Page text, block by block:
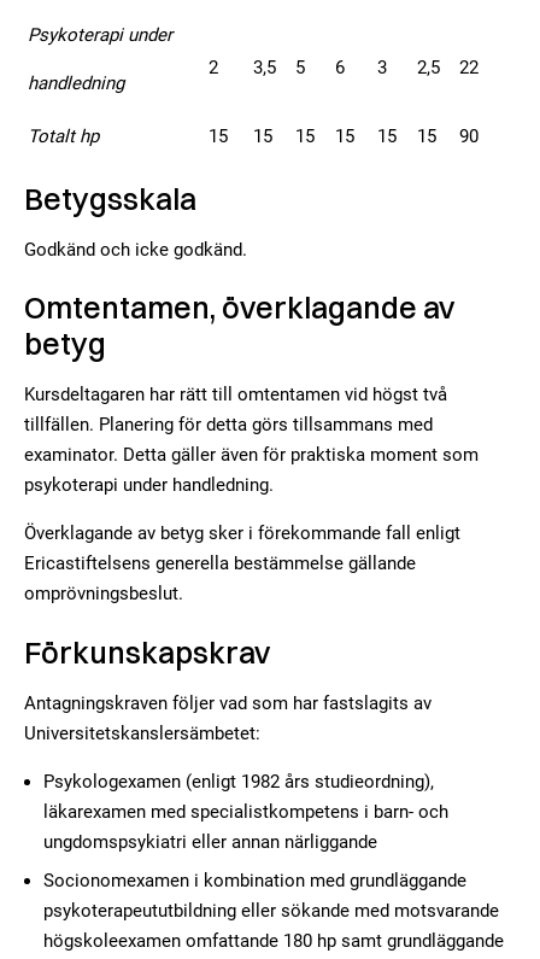
Psykoterapi under
handledning
2 3,5 5 6 3 2,5 22
Totalt hp 15 15 15 15 15 15 90
Betygsskala
Godkänd och icke godkänd.
Omtentamen, överklagande av
betyg
Kursdeltagaren har rätt till omtentamen vid högst två
tillfällen. Planering för detta görs tillsammans med
examinator. Detta gäller även för praktiska moment som
psykoterapi under handledning.
Överklagande av betyg sker i förekommande fall enligt
Ericastiftelsens generella bestämmelse gällande
omprövningsbeslut.
Förkunskapskrav
Antagningskraven följer vad som har fastslagits av
Universitetskanslersämbetet:
Psykologexamen (enligt 1982 års studieordning),
läkarexamen med specialistkompetens i barn- och
ungdomspsykiatri eller annan närliggande
Socionomexamen i kombination med grundläggande
psykoterapeututbildning eller sökande med motsvarande
högskoleexamen omfattande 180 hp samt grundläggande